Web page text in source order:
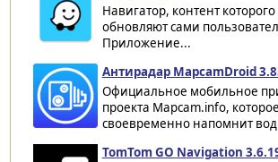
Навигатор, контент
обновляют сами
Приложение...
Антирадар MapcamDroid
Официальное мобильное
проекта Mapcam.info, которое
своевременно напомнит
TomTom GO Navigation